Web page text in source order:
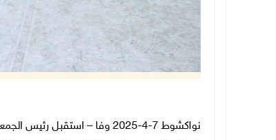
نواكشوط 7-4-2025 وفا –